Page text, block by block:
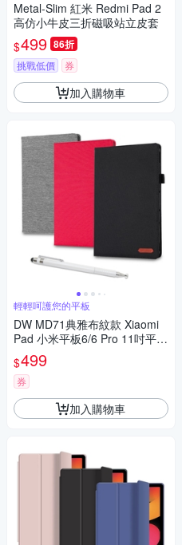
Metal-Slim 紅米 Redmi Pad 2
高仿小牛皮三折磁吸站立皮套
$499 86折
挑戰低價 券
加入購物車
輕輕呵護您的平板
DW MD71典雅布紋款 Xiaomi
Pad 小米平板6/6 Pro 11吋平板
保護皮套 (附精緻觸控筆)
$499
券
加入購物車